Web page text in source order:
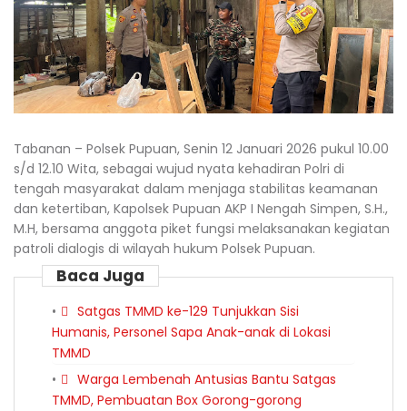
Tabanan – Polsek Pupuan, Senin 12 Januari 2026 pukul 10.00
s/d 12.10 Wita, sebagai wujud nyata kehadiran Polri di
tengah masyarakat dalam menjaga stabilitas keamanan
dan ketertiban, Kapolsek Pupuan AKP I Nengah Simpen, S.H.,
M.H, bersama anggota piket fungsi melaksanakan kegiatan
patroli dialogis di wilayah hukum Polsek Pupuan.
Baca Juga
Satgas TMMD ke-129 Tunjukkan Sisi
Humanis, Personel Sapa Anak-anak di Lokasi
TMMD
Warga Lembenah Antusias Bantu Satgas
TMMD, Pembuatan Box Gorong-gorong